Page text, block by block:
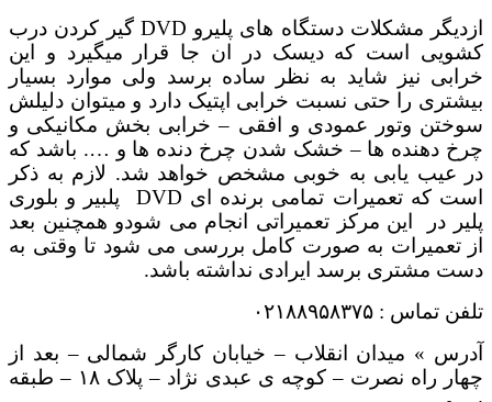
ازدیگر مشکلات دستگاه های پلیرو DVD گیر کردن درب
کشویی است که دیسک در ان جا قرار میگیرد و این
خرابی نیز شاید به نظر ساده برسد ولی موارد بسیار
بیشتری را حتی نسبت خرابی اپتیک دارد و میتوان دلیلش
سوختن وتور عمودی و افقی – خرابی بخش مکانیکی و
چرخ دهنده ها – خشک شدن چرخ دنده ها و …. باشد که
در عیب یابی به خوبی مشخص خواهد شد. لازم به ذکر
است که تعمیرات تمامی برنده ای DVD پلبیر و بلوری
پلیر در این مرکز تعمیراتی انجام می شودو همچنین بعد
از تعمیرات به صورت کامل بررسی می شود تا وقتی به
دست مشتری برسد ایرادی نداشته باشد.
تلفن تماس : ۰۲۱۸۸۹۵۸۳۷۵
آدرس » میدان انقلاب – خیابان کارگر شمالی – بعد از
چهار راه نصرت – کوچه ی عبدی نژاد – پلاک ۱۸ – طبقه